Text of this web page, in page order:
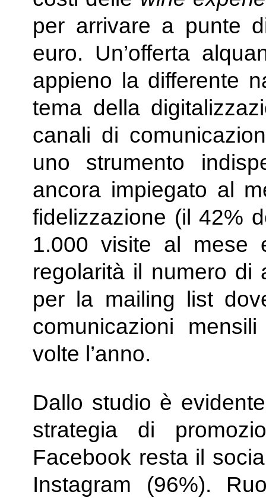
per arrivare a punte
euro. Un’offerta
appieno la differente
tema della
canali di
uno strumento
ancora impiegato al
fidelizzazione (il 42%
1.000 visite al mese
regolarità il numero di
per la mailing list
comunicazioni
volte l’anno.
Dallo studio è
strategia di
Facebook resta il
Instagram (96%).